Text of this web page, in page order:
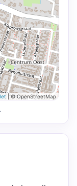
|© OpenStreetMap